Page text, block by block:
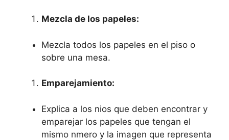
Mezcla de los papeles:
Mezcla todos los papeles en el piso o
sobre una mesa.
Emparejamiento:
Explica a los nios que deben encontrar y
emparejar los papeles que tengan el
mismo nmero y la imagen que representa